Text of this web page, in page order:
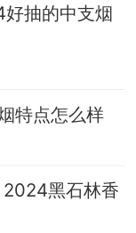
抽的中支烟
特点怎么样
黑石林香